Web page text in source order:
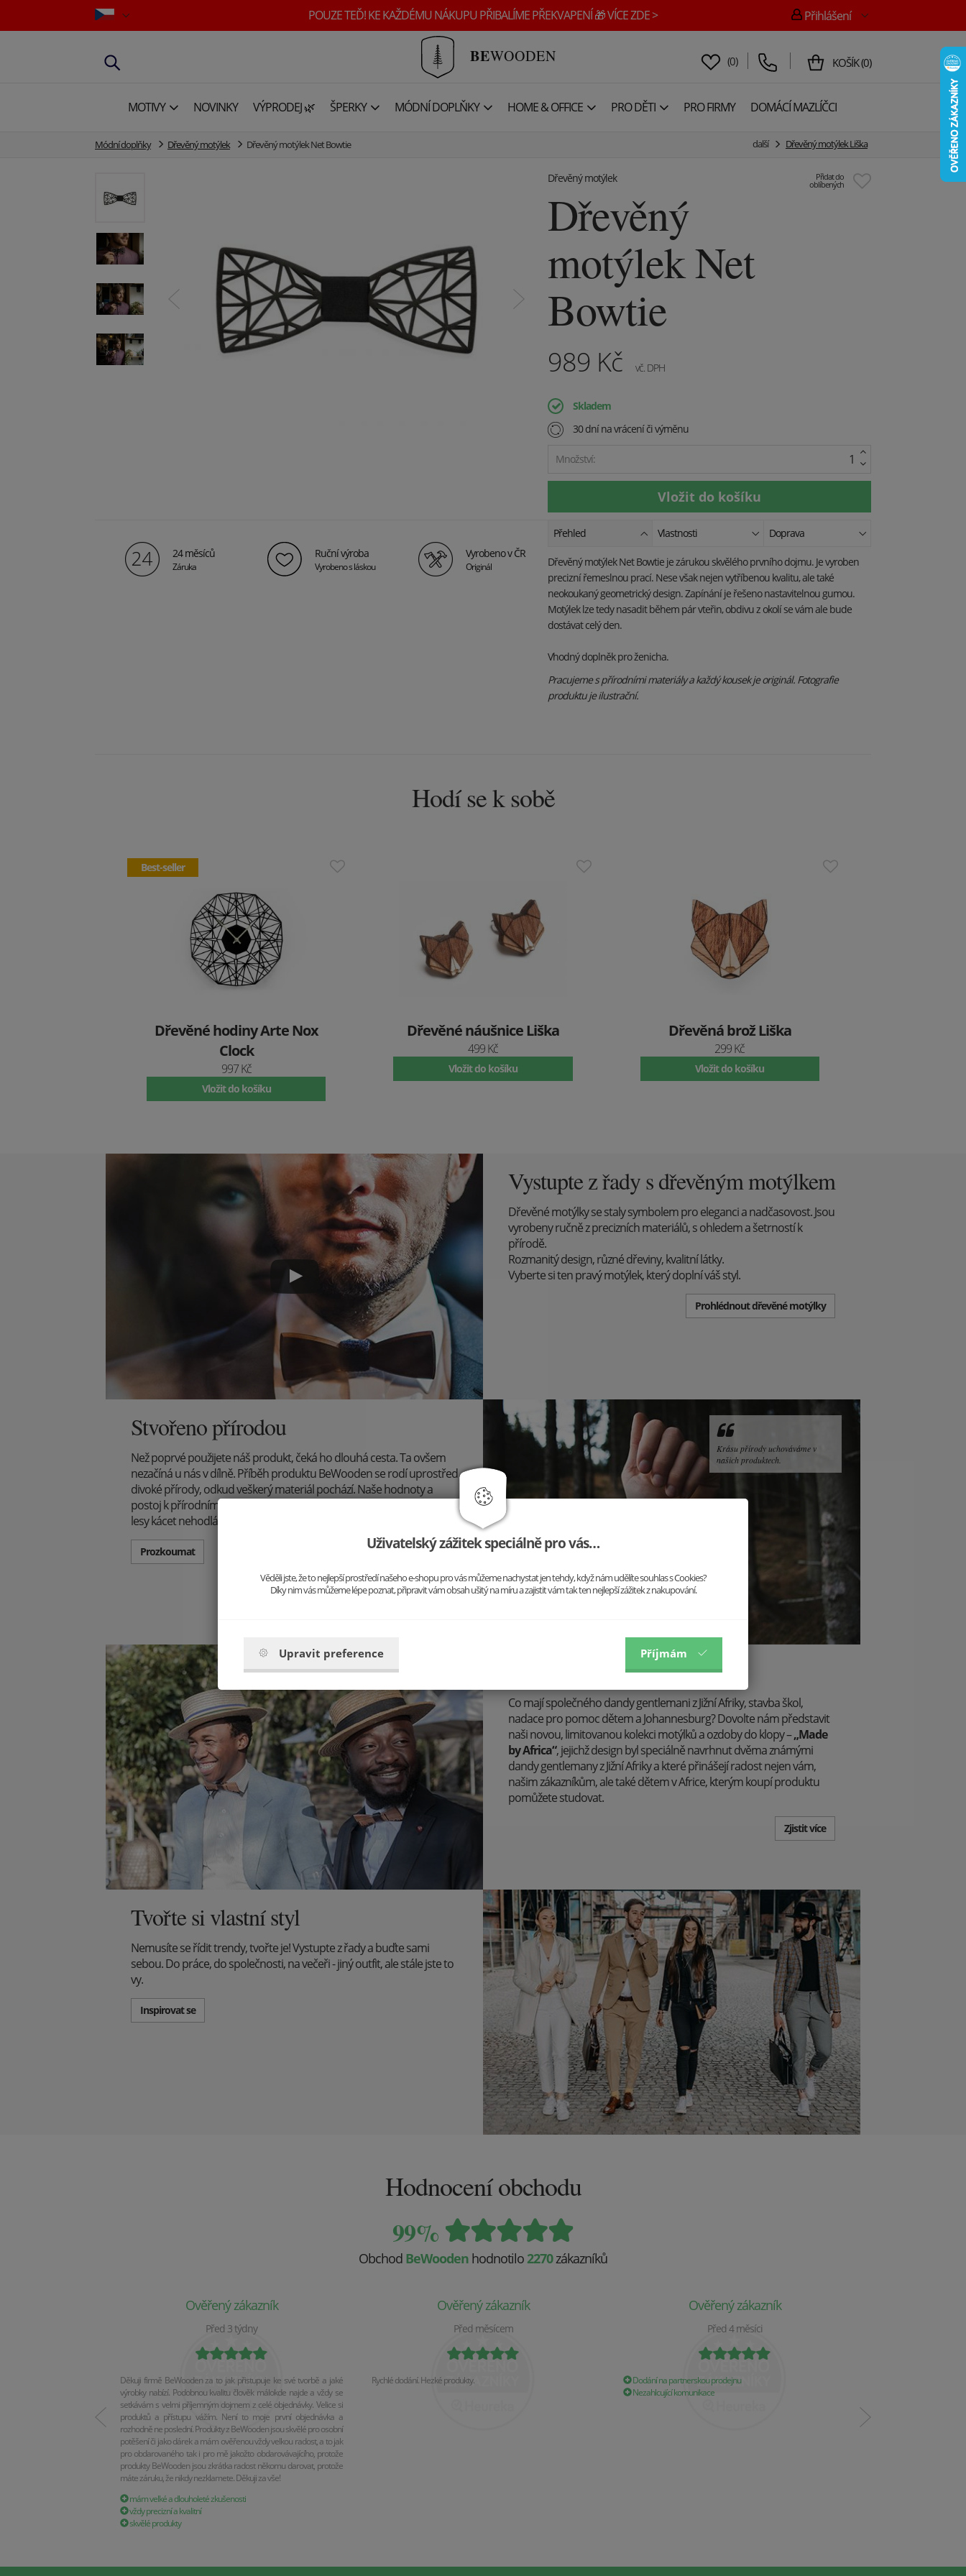
POUZE TEĎ! KE KAŽDÉMU NÁKUPU PŘIBALÍME PŘEKVAPENÍ 🎁 VÍCE ZDE > Přihlášení
BEWOODEN (0) KOŠÍK(0)
MOTIVY NOVINKY VÝPRODEJ 🌿 ŠPERKY MÓDNÍ DOPLŇKY HOME & OFFICE PRO DĚTI PRO FIRMY DOMÁCÍ MAZLÍČCI
Módní doplňky Dřevěný motýlek Dřevěný motýlek Net Bowtie další Dřevěný motýlek Liška
Přidat do
oblíbených
Dřevěný motýlek
Dřevěný
motýlek Net
Bowtie
989 Kč vč. DPH
Skladem
30 dní na vrácení či výměnu
Množství:
24 měsíců
Záruka
Ruční výroba
Vyrobeno s láskou
Vyrobeno v ČR
Originál
Přehled Vlastnosti Doprava
Dřevěný motýlek Net Bowtie je zárukou skvělého prvního dojmu. Je vyroben
precizní řemeslnou prací. Nese však nejen vytříbenou kvalitu, ale také
neokoukaný geometrický design. Zapínání je řešeno nastavitelnou gumou.
Motýlek lze tedy nasadit během pár vteřin, obdivu z okolí se vám ale bude
dostávat celý den.
Vhodný doplněk pro ženicha.
Pracujeme s přírodními materiály a každý kousek je originál. Fotografie
produktu je ilustrační.
Hodí se k sobě
Best-seller
Dřevěné hodiny Arte Nox
Clock
997 Kč
Vložit do košíku
Dřevěné náušnice Liška
499 Kč
Vložit do košíku
Dřevěná brož Liška
299 Kč
Vložit do košíku
Vystupte z řady s dřevěným motýlkem
Dřevěné motýlky se staly symbolem pro eleganci a nadčasovost. Jsou
vyrobeny ručně z precizních materiálů, s ohledem a šetrností k
přírodě.
Rozmanitý design, různé dřeviny, kvalitní látky.
Vyberte si ten pravý motýlek, který doplní váš styl.
Prohlédnout dřevěné motýlky
Stvořeno přírodou
Než poprvé použijete náš produkt, čeká ho dlouhá cesta. Ta ovšem
nezačíná u nás v dílně. Příběh produktu BeWooden se rodí uprostřed
divoké přírody, odkud veškerý materiál pochází. Naše hodnoty a
postoj k přírodním krásám je však jasný a kvůli jedinečným doplňkům
lesy kácet nehodláme.
Prozkoumat
Krásu přírody uchováváme v
našich produktech.
Darujte radost. Dvakrát.
Co mají společného dandy gentlemani z Jižní Afriky, stavba škol,
nadace pro pomoc dětem a Johannesburg? Dovolte nám představit
naši novou, limitovanou kolekci motýlků a ozdoby do klopy –„Made
by Africa“, jejichž design byl speciálně navrhnut dvěma známými
dandy gentlemany z Jižní Afriky a které přinášejí radost nejen vám,
našim zákazníkům, ale také dětem v Africe, kterým koupí produktu
pomůžete studovat.
Zjistit více
Tvořte si vlastní styl
Nemusíte se řídit trendy, tvořte je! Vystupte z řady a buďte sami
sebou. Do práce, do společnosti, na večeři - jiný outfit, ale stále jste to
vy.
Inspirovat se
Hodnocení obchodu
99%
Obchod BeWooden hodnotilo 2270zákazníků
Ověřený zákazník
Před 3 týdny
Děkuji firmě BeWooden za to jak přistupuje ke své tvorbě a jaké
výrobky nabízí. Podobnou kvalitu člověk málokde najde a vždy se
setkávám s velmi příjemným dojmem z celé objednávky. Velice si
produktů a přístupu vážím. Není to moje první objednávka a
rozhodně ne poslední. Produkty z BeWooden jsou skvělé pro osobní
potěšení či jako dárek a mám ověřenou vždy velkou radost, a to jak
pro obdarovaného tak i pro mě jakožto obdarovávajícího, protože
produkty BeWooden jsou zkrátka radost někomu darovat, protože
máte záruku, že nikdy nezklamete. Děkuji za vše!
mám velké a dlouholeté zkušenosti
vždy precizní a kvalitní
skvělé produkty
Ověřený zákazník
Před měsícem
Rychlé dodání. Hezké produkty.
Ověřený zákazník
Před 4 měsíci
Dodání na partnerskou prodejnu
Nezahlcující komunikace
Uživatelský zážitek speciálně pro vás…
Věděli jste, že to nejlepší prostředí našeho e-shopu pro vás můžeme nachystat jen tehdy, když nám udělíte souhlas s Cookies?
Díky nim vás můžeme lépe poznat, připravit vám obsah ušitý na míru a zajistit vám tak ten nejlepší zážitek z nakupování.
Upravit preference Příjmám